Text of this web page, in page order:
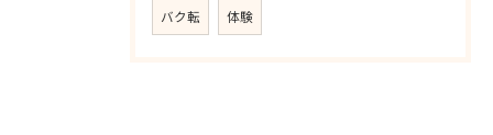
バク転 体験